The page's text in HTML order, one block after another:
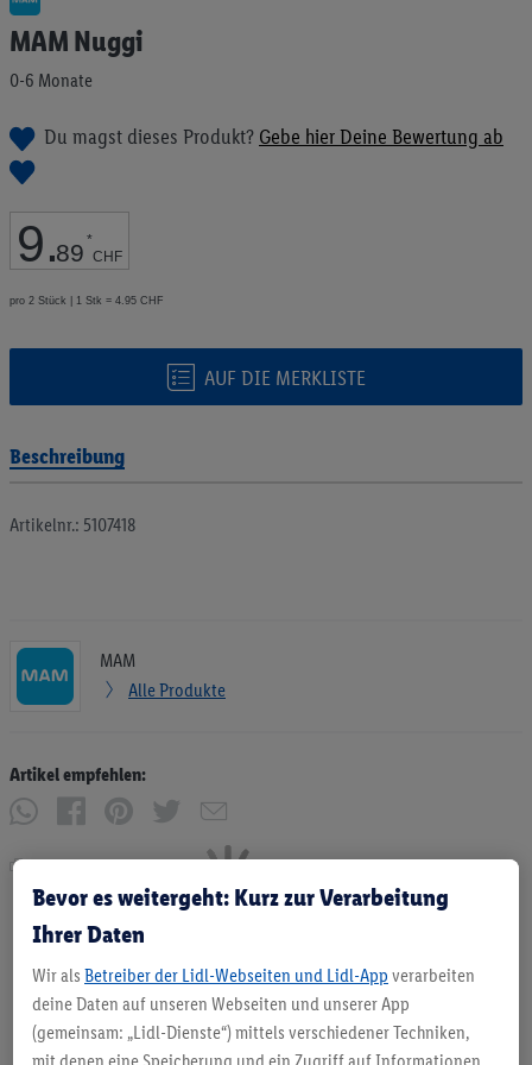
MAM Nuggi
0-6 Monate
Du magst dieses Produkt? Gebe hier Deine Bewertung ab
9.89 *
CHF
pro 2 Stück | 1 Stk = 4.95 CHF
AUF DIE MERKLISTE
Anfang
der
springen
Beschreibung
Artikelnr.: 5107418
MAM
Alle Produkte
Artikel empfehlen:
Bevor es weitergeht: Kurz zur Verarbeitung
Ihrer Daten
Wir als Betreiber der Lidl-Webseiten und Lidl-App verarbeiten
deine Daten auf unseren Webseiten und unserer App
(gemeinsam: „Lidl-Dienste“) mittels verschiedener Techniken,
mit denen eine Speicherung und ein Zugriff auf Informationen